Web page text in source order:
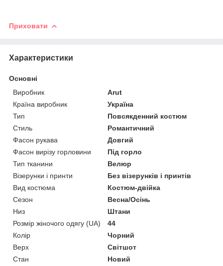
Приховати
Характеристики
Основні
Виробник
Arut
Країна виробник
Україна
Тип
Повсякденний костюм
Стиль
Романтичний
Фасон рукава
Довгий
Фасон вирізу горловини
Під горло
Тип тканини
Велюр
Візерунки і принти
Без візерунків і принтів
Вид костюма
Костюм-двійка
Сезон
Весна/Осінь
Низ
Штани
Розмір жіночого одягу (UA)
44
Колір
Чорний
Верх
Світшот
Стан
Новий